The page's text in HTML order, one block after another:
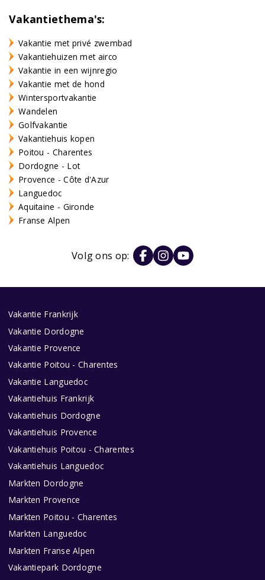
Vakantiethema's:
Vakantie met privé zwembad
Vakantiehuizen met airco
Vakantie in een wijnregio
Vakantie met de hond
Wintersportvakantie
Wandelen
Golfvakantie
Vakantiehuis kopen
Poitou - Charentes
Dordogne - Lot
Provence - Côte d'Azur
Languedoc
Aquitaine - Gironde
Franse Alpen
Volg ons op:
Vakantie Frankrijk
Vakantie Dordogne
Vakantie Provence
Vakantie Poitou - Charentes
Vakantie Languedoc
Vakantiehuis Frankrijk
Vakantiehuis Dordogne
Vakantiehuis Provence
Vakantiehuis Poitou - Charentes
Vakantiehuis Languedoc
Markten Dordogne
Markten Provence
Markten Poitou - Charentes
Markten Languedoc
Markten Franse Alpen
Vakantiepark Dordogne